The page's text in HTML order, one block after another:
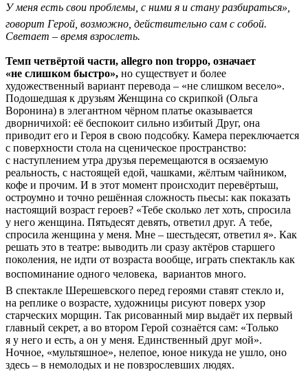
У меня есть свои проблемы, с ними я и стану разбираться», 
говорит Герой, возможно, действительно сам с собой.
Светает – время взрослеть.
Темп четвёртой части, allegro non troppo, означает
«не слишком быстро», но существует и более
художественный вариант перевода – «не слишком весело».
Подошедшая к друзьям Женщина со скрипкой (Ольга
Воронина) в элегантном чёрном платье оказывается
дворничихой: её беспокоит сильно избитый Друг, она
приводит его и Героя в свою подсобку. Камера переключается
с поверхности стола на сценическое пространство:
с наступлением утра друзья перемещаются в осязаемую
реальность, с настоящей едой, чашками, жёлтым чайником,
кофе и прочим. И в этот момент происходит перевёртыш,
остроумно и точно решённая сложность пьесы: как показать
настоящий возраст героев? «Тебе сколько лет хоть, спросила
у него женщина. Пятьдесят девять, ответил друг. А тебе,
спросила женщина у меня. Мне – шестьдесят, ответил я». Как
решать это в театре: выводить ли сразу актёров старшего
поколения, не идти от возраста вообще, играть спектакль как
воспоминание одного человека,  вариантов много.
В спектакле Шерешевского перед героями ставят стекло и,
на реплике о возрасте, художницы рисуют поверх узор
старческих морщин. Так рисованный мир выдаёт их первый
главный секрет, а во втором Герой сознаётся сам: «Только
я у него и есть, а он у меня. Единственный друг мой».
Ночное, «мультяшное», нелепое, юное никуда не ушло, оно
здесь – в немолодых и не повзрослевших людях.